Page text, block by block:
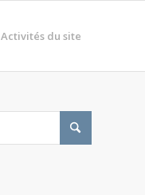
Activités du site